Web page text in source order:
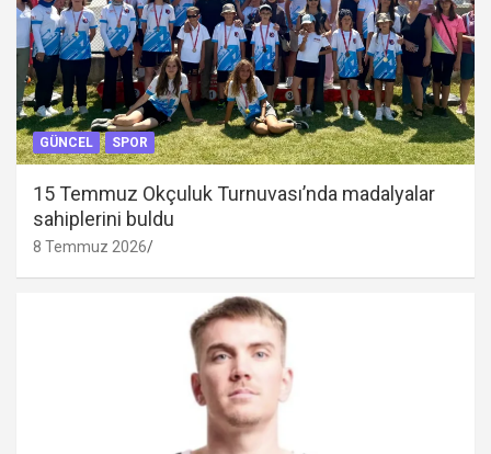
GÜNCEL SPOR
15 Temmuz Okçuluk Turnuvası’nda madalyalar
sahiplerini buldu
8 Temmuz 2026